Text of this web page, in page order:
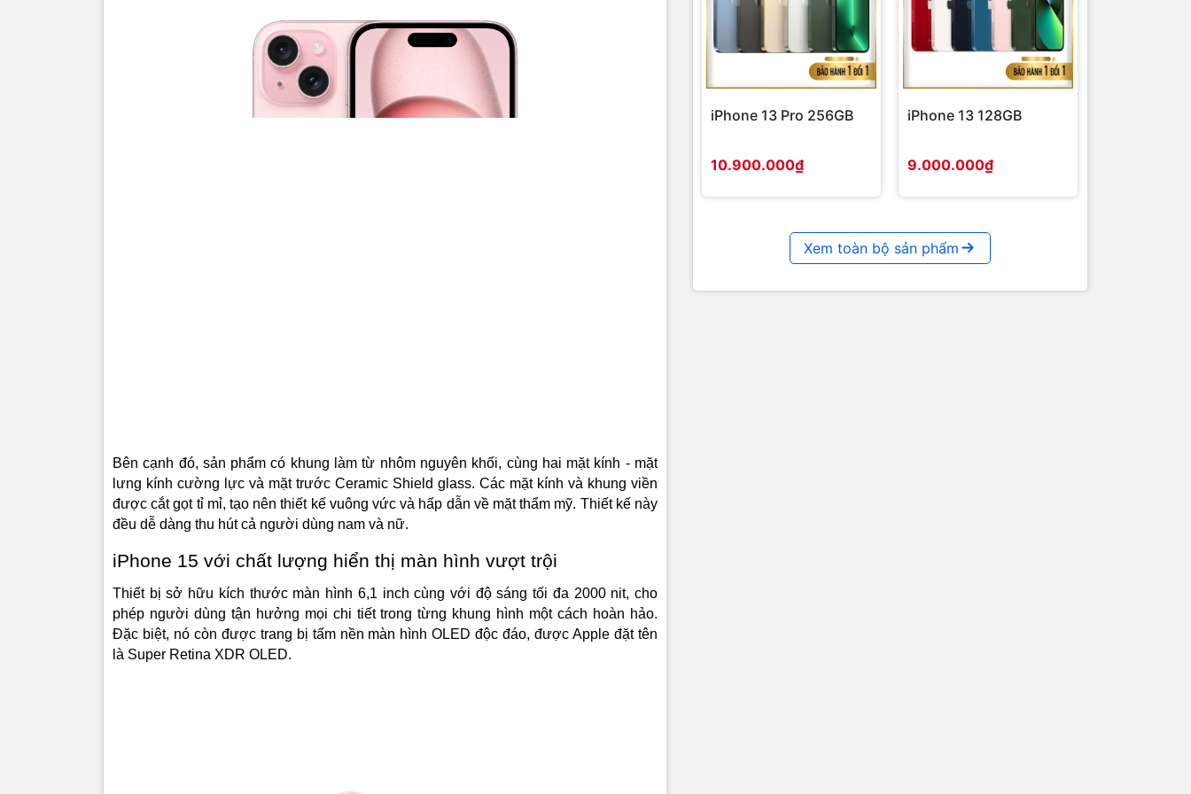
Bên cạnh đó, sản phẩm có khung làm từ nhôm nguyên khối, cùng hai mặt kính - mặt
lưng kính cường lực và mặt trước Ceramic Shield glass. Các mặt kính và khung viền
được cắt gọt tỉ mỉ, tạo nên thiết kế vuông vức và hấp dẫn về mặt thẩm mỹ. Thiết kế này
đều dễ dàng thu hút cả người dùng nam và nữ.
iPhone 15 với chất lượng hiển thị màn hình vượt trội
Thiết bị sở hữu kích thước màn hình 6,1 inch cùng với độ sáng tối đa 2000 nit, cho
phép người dùng tận hưởng mọi chi tiết trong từng khung hình một cách hoàn hảo.
Đặc biệt, nó còn được trang bị tấm nền màn hình OLED độc đáo, được Apple đặt tên
là Super Retina XDR OLED.
iPhone 13 Pro 256GB
10.900.000₫
iPhone 13 128GB
9.000.000₫
Xem toàn bộ sản phẩm
lại độ tương phản tối ưu và màu sắc phong phú. Không chỉ vậy, với sự hỗ trợ của
công nghệ hiển thị HDR10 và Dolby Vision, màn hình của iPhone 15 cho phép nội
dung HDR được phát sáng một cách chân thực, đem đến một thế giới màu sắc đẳng
cấp ngay trên lòng bàn tay bạn.
Chipset với sức mạnh vượt trội, hệ điều hành iOS 17 hoàn
toàn mới
Bên trong chiếc iPhone mới này là Apple A16 Bionic, mang lại mức hiệu suất vượt
trội so với thế hệ trước. Khi so sánh với chip A15 Bionic trên iPhone 14, chúng ta có